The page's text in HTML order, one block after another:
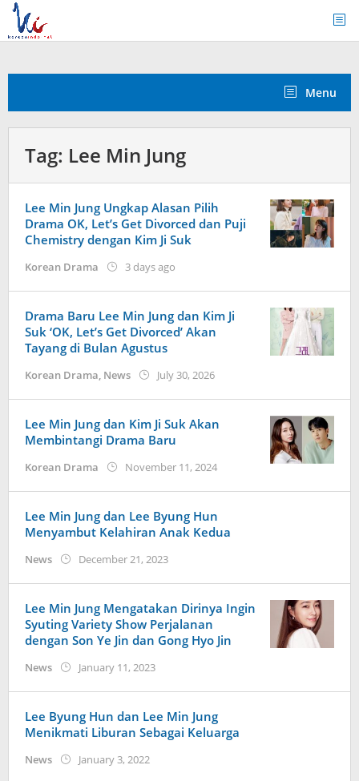
Skip
content
Menu
Tag: Lee Min Jung
Lee Min Jung Ungkap Alasan Pilih
Drama OK, Let’s Get Divorced dan Puji
Chemistry dengan Kim Ji Suk
Korean Drama 3 days ago
Drama Baru Lee Min Jung dan Kim Ji
Suk ‘OK, Let’s Get Divorced’ Akan
Tayang di Bulan Agustus
Korean Drama, News July 30, 2026by
Lee Min Jung dan Kim Ji Suk Akan
Membintangi Drama Baru
Korean Drama November 11, 2024by
Lee Min Jung dan Lee Byung Hun
Menyambut Kelahiran Anak Kedua
News December 21, 2023by
Lee Min Jung Mengatakan Dirinya Ingin
Syuting Variety Show Perjalanan
dengan Son Ye Jin dan Gong Hyo Jin
News January 11, 2023by
Lee Byung Hun dan Lee Min Jung
Menikmati Liburan Sebagai Keluarga
News January 3, 2022by